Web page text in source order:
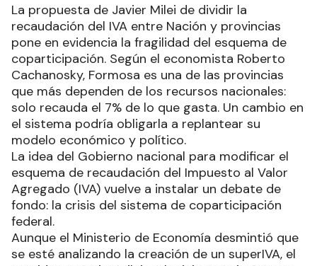
La propuesta de Javier Milei de dividir la
recaudación del IVA entre Nación y provincias
pone en evidencia la fragilidad del esquema de
coparticipación. Según el economista Roberto
Cachanosky, Formosa es una de las provincias
que más dependen de los recursos nacionales:
solo recauda el 7% de lo que gasta. Un cambio en
el sistema podría obligarla a replantear su
modelo económico y político.
La idea del Gobierno nacional para modificar el
esquema de recaudación del Impuesto al Valor
Agregado (IVA) vuelve a instalar un debate de
fondo: la crisis del sistema de coparticipación
federal.
Aunque el Ministerio de Economía desmintió que
se esté analizando la creación de un superIVA, el